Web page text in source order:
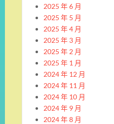
2025 年 6 月
2025 年 5 月
2025 年 4 月
2025 年 3 月
2025 年 2 月
2025 年 1 月
2024 年 12 月
2024 年 11 月
2024 年 10 月
2024 年 9 月
2024 年 8 月